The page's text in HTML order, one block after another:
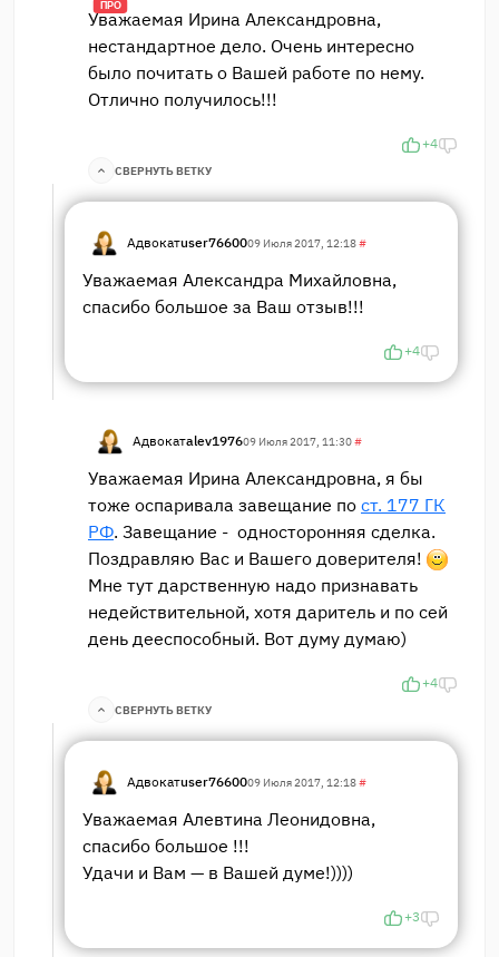
ПРО
Уважаемая Ирина Александровна,
нестандартное дело. Очень интересно
было почитать о Вашей работе по нему.
Отлично получилось!!!
+4
СВЕРНУТЬ ВЕТКУ
Адвокатuser7660009 Июля 2017, 12:18#
Уважаемая Александра Михайловна,
спасибо большое за Ваш отзыв!!!
+4
Адвокатalev197609 Июля 2017, 11:30#
Уважаемая Ирина Александровна, я бы
тоже оспаривала завещание по ст. 177 ГК
РФ. Завещание - односторонняя сделка.
Поздравляю Вас и Вашего доверителя!
Мне тут дарственную надо признавать
недействительной, хотя даритель и по сей
день дееспособный. Вот думу думаю)
+4
СВЕРНУТЬ ВЕТКУ
Адвокатuser7660009 Июля 2017, 12:18#
Уважаемая Алевтина Леонидовна,
спасибо большое !!!
Удачи и Вам — в Вашей думе!))))
+3